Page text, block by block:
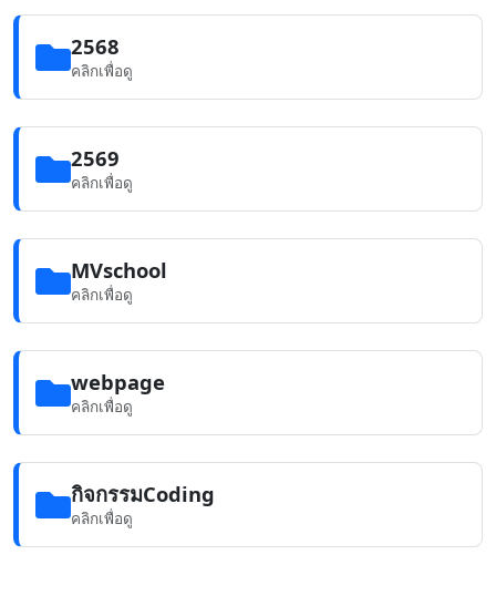
2568
คลิกเพื่อดู
2569
คลิกเพื่อดู
MVschool
คลิกเพื่อดู
webpage
คลิกเพื่อดู
กิจกรรมCoding
คลิกเพื่อดู